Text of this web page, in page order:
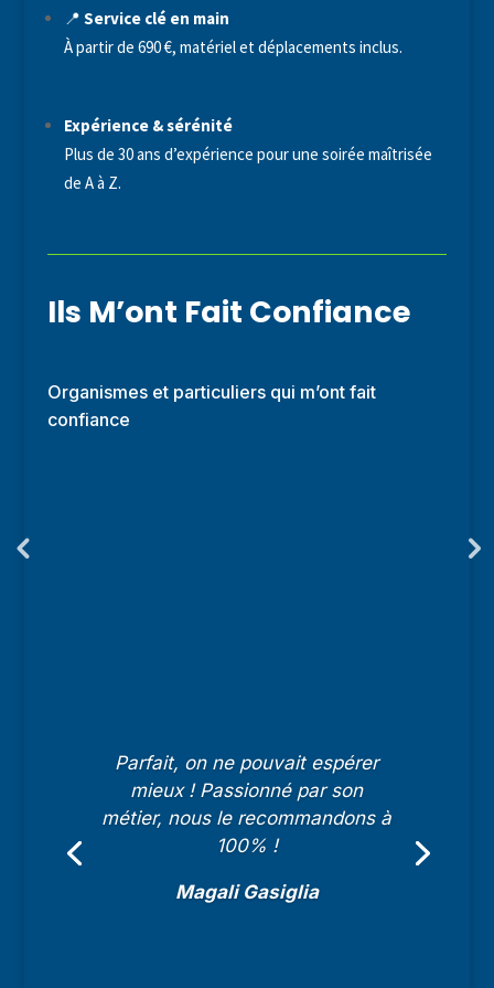
📍 Service clé en main
À partir de 690 €, matériel et déplacements inclus.
Expérience & sérénité
Plus de 30 ans d’expérience pour une soirée maîtrisée
de A à Z.
Ils M’ont Fait Confiance
Organismes et particuliers qui m’ont fait
confiance
Parfait, on ne pouvait espérer
mieux ! Passionné par son
métier, nous le recommandons à
100% !
Magali Gasiglia